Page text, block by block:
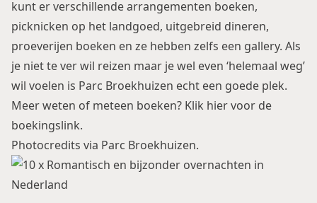
kunt er verschillende arrangementen boeken,
picknicken op het landgoed, uitgebreid dineren,
proeverijen boeken en ze hebben zelfs een gallery. Als
je niet te ver wil reizen maar je wel even ‘helemaal weg’
wil voelen is Parc Broekhuizen echt een goede plek.
Meer weten of meteen boeken? Klik hier voor de
boekingslink.
Photocredits via Parc Broekhuizen.